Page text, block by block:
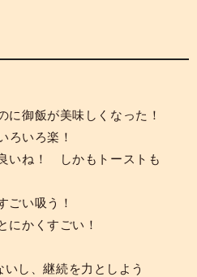
に御飯が美味しくなった！
ろいろ楽！
いね！ しかもトーストも
ごい吸う！
にかくすごい！
し、継続を力としよう